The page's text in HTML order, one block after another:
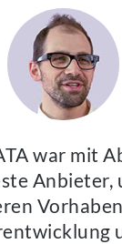
war mit
Anbieter,